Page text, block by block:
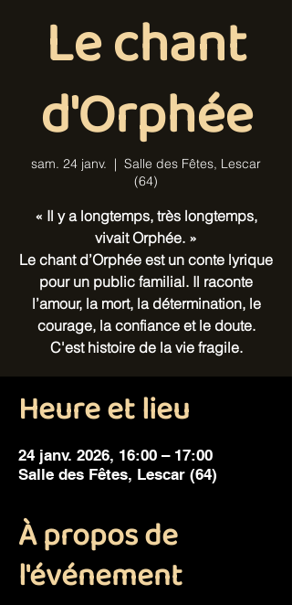
Le chant
d'Orphée
sam. 24 janv.
  |
Salle des Fêtes, Lescar
(64)
« Il y a longtemps, très longtemps,
vivait Orphée. »
Le chant d’Orphée est un conte lyrique
pour un public familial. Il raconte
l’amour, la mort, la détermination, le
courage, la confiance et le doute.
C'est histoire de la vie fragile.
Heure et lieu
24 janv. 2026, 16:00 – 17:00
Salle des Fêtes, Lescar (64)
À propos de
l'événement